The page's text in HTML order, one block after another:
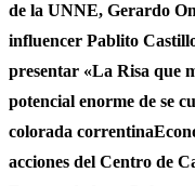
de la UNNE, Gerardo
influencer Pablito
presentar «La Risa que
potencial enorme de se
colorada correntina
acciones del Centro de